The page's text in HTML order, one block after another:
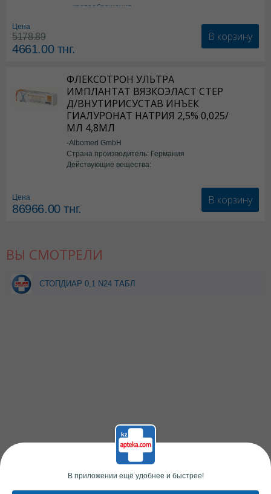
кровообращения
Цена
5178.89
4661.00тнг.
В корзину
ФЛЕКСОТРОН УЛЬТРА
ИМПЛАНТАТ ВЯЗКОЭЛАСТ СТЕР
Д/ВНУТИРИСУСТАВ ИНЪЕК
ГИАЛУРОНАТ НАТРИЯ 2,5% 0,025/
МЛ 4,8МЛ
-Albomed GmbH
Страна производитель: Германия
Действующие вещества:
Цена
86966.00тнг.
В корзину
ВЫ СМОТРЕЛИ
СТОПДИАР 0,1 N24 ТАБЛ
В приложении ещё удобнее и быстрее!